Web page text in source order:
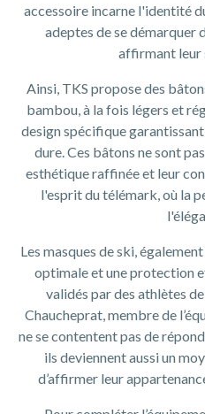
accessoire incarne l'identité
adeptes de se démarquer
affirmant leur
Ainsi, TKS propose des
bambou, à la fois légers et
design spécifique
dure. Ces bâtons ne sont
esthétique raffinée et leur
l'esprit du télémark, où la
Les masques de ski,
optimale et une protection
validés par des athlètes
Chaucheprat, membre de
ne se contentent pas de
ils deviennent aussi un
d’affirmer leur